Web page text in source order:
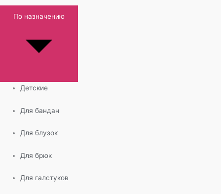
По назначению
Детские
Для бандан
Для блузок
Для брюк
Для галстуков